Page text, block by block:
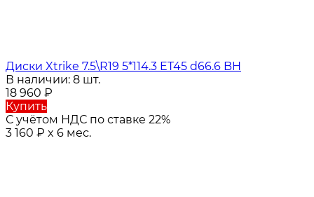
Диски Xtrike 7.5\R19 5*114.3 ET45 d66.6 BH
В наличии: 8 шт.
18 960 ₽
Купить
С учётом НДС по ставке 22%
3 160 ₽ x 6 мес.